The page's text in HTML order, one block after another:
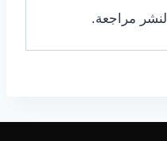
لنشر مراجعة.